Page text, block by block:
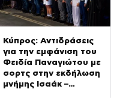
Κύπρος: Αντιδράσεις
για την εμφάνιση του
Φειδία Παναγιώτου με
σορτς στην εκδήλωση
μνήμης Ισαάκ –